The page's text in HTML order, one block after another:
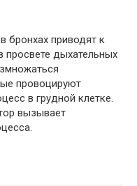
бронхах приводят к
просвете дыхательных
провоцируют
в грудной клетке.
вызывает